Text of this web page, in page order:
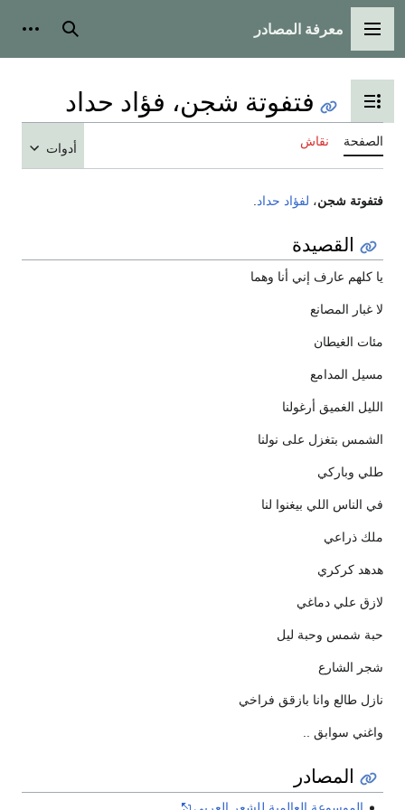
القائمة الرئيسية
معرفة المصادر بحث
تبديل عرض جدول المحتويات
فتفوتة شجن، فؤاد حداد
الصفحة نقاش أدوات
فتفوتة شجن، لفؤاد حداد
القصيدة
يا كلهم عارف إني أنا وهما
لا غبار المصانع
مئات الغيطان
مسيل المدامع
الليل الغميق أرغولنا
الشمس بتغزل على نولنا
طلي وباركي
في الناس اللي بيغنوا لنا
ملك ذراعي
هدهد كركري
لازق علي دماغي
حبة شمس وحبة ليل
شجر الشارع
نازل طالع وانا بازقق فراخي
واغني سوابق ..
المصادر